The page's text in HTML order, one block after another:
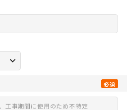
必須